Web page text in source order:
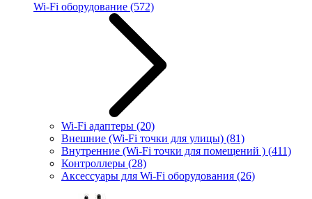
Wi-Fi оборудование (572)
Wi-Fi адаптеры (20)
Внешние (Wi-Fi точки для улицы) (81)
Внутренние (Wi-Fi точки для помещений ) (411)
Контроллеры (28)
Аксессуары для Wi-Fi оборудования (26)